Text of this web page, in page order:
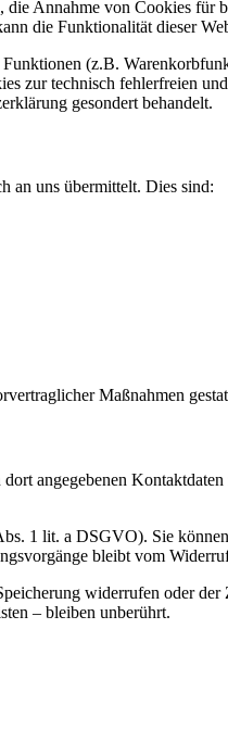
Annahme von Cookies für
die Funktionalität dieser
(z.B.
zur technisch fehlerfreien
gesondert behandelt.
an uns übermittelt. Dies sind:
Maßnahmen
angegebenen
1 lit. a DSGVO). Sie
bleibt vom
widerrufen oder
– bleiben unberührt.